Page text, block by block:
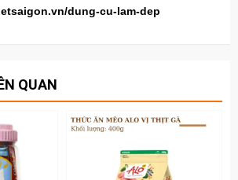
dung-cu-lam-dep
QUAN